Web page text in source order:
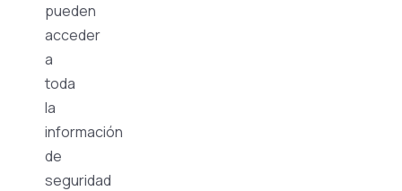
pueden
acceder
a
toda
la
información
de
seguridad